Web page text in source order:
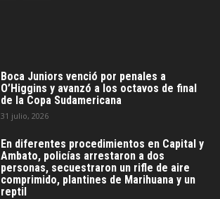
Boca Juniors venció por penales a
O’Higgins y avanzó a los octavos de final
de la Copa Sudamericana
31 julio, 2026
En diferentes procedimientos en Capital y
Ambato, policías arrestaron a dos
personas, secuestraron un rifle de aire
comprimido, plantines de Marihuana y un
reptil